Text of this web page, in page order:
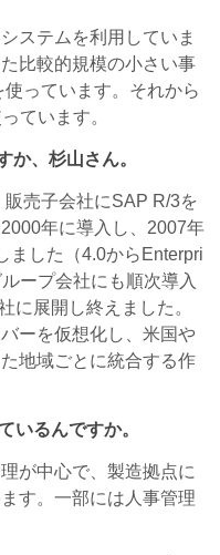
ステムを利用していま
比較的規模の小さい事
っています。それから
ています。
、杉山さん。
売子会社にSAP R/3を
年に導入し、2007年
ました（4.0からEnterpri
ープ会社にも順次導入
に展開し終えました。
ーを仮想化し、米国や
地域ごとに統合する作
るんですか。
が中心で、製造拠点に
す。一部には人事管理